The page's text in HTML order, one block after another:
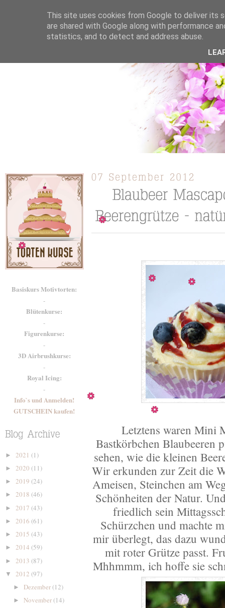
ÜBER MICH KOOPERATION TORTEN / KUCHEN /
Basiskurs Motivtorten:
-
Blütenkurse:
-
Figurenkurse:
-
3D Airbrushkurse:
-
Royal Icing:
-
Info`s und Anmelden!
GUTSCHEIN kaufen!
► 2021 (1)
► 2020 (11)
► 2019 (24)
► 2018 (46)
► 2017 (43)
► 2016 (61)
► 2015 (43)
► 2014 (59)
► 2013 (87)
▼ 2012 (97)
► Dezember(12)
► November(14)
Letztens waren Mini
Bastkörbchen Blaubeeren
sehen, wie die kleinen
Wir erkunden zur Zeit die
Ameisen, Steinchen am
Schönheiten der Natur.
friedlich sein
Schürzchen und machte
mir überlegt, das dazu
mit roter Grütze passt.
Mhhmmm, ich hoffe sie
This site uses cookies from Google to deliver its
are shared with Google along with performance
statistics, and to detect and address abuse.